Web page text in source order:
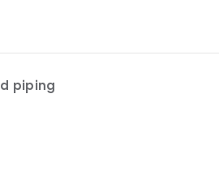
piping